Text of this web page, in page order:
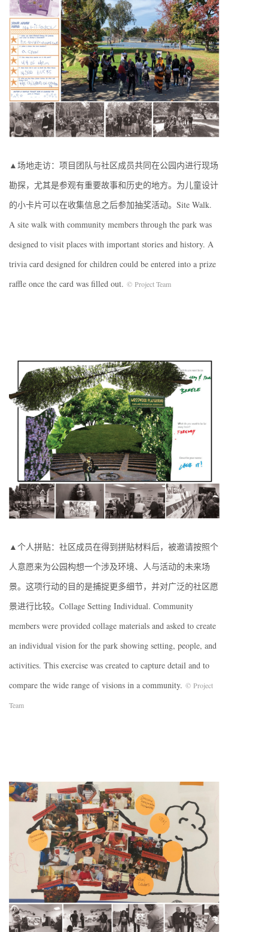
▲场地走访：项目团队与社区成员共同在公园内进行现场
勘探，尤其是参观有重要故事和历史的地方。为儿童设计
的小卡片可以在收集信息之后参加抽奖活动。Site Walk.
A site walk with community members through the park was
designed to visit places with important stories and history. A
trivia card designed for children could be entered into a prize
raffle once the card was filled out. © Project Team
▲个人拼贴：社区成员在得到拼贴材料后，被邀请按照个
人意愿来为公园构想一个涉及环境、人与活动的未来场
景。这项行动的目的是捕捉更多细节，并对广泛的社区愿
景进行比较。Collage Setting Individual. Community
members were provided collage materials and asked to create
an individual vision for the park showing setting, people, and
activities. This exercise was created to capture detail and to
compare the wide range of visions in a community. © Project
Team